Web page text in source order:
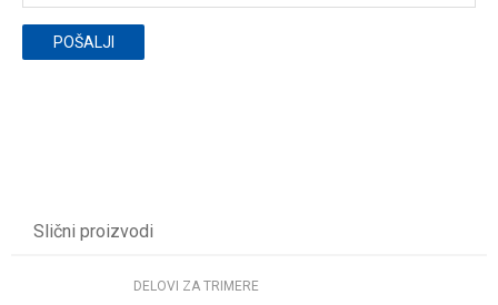
POŠALJI
Slični proizvodi
DELOVI ZA TRIMERE